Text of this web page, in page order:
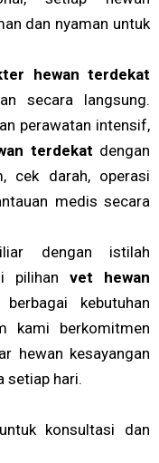
dan nyaman untuk
hewan terdekat
secara langsung.
perawatan intensif,
terdekat dengan
cek darah, operasi
medis secara
dengan istilah
pilihan vet hewan
kebutuhan
kami berkomitmen
hewan kesayangan
setiap hari.
konsultasi dan